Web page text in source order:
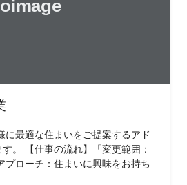
に最適な住まいをご提案するアド
。 【仕事の流れ】「変更範囲：
プローチ：住まいに興味をお持ち